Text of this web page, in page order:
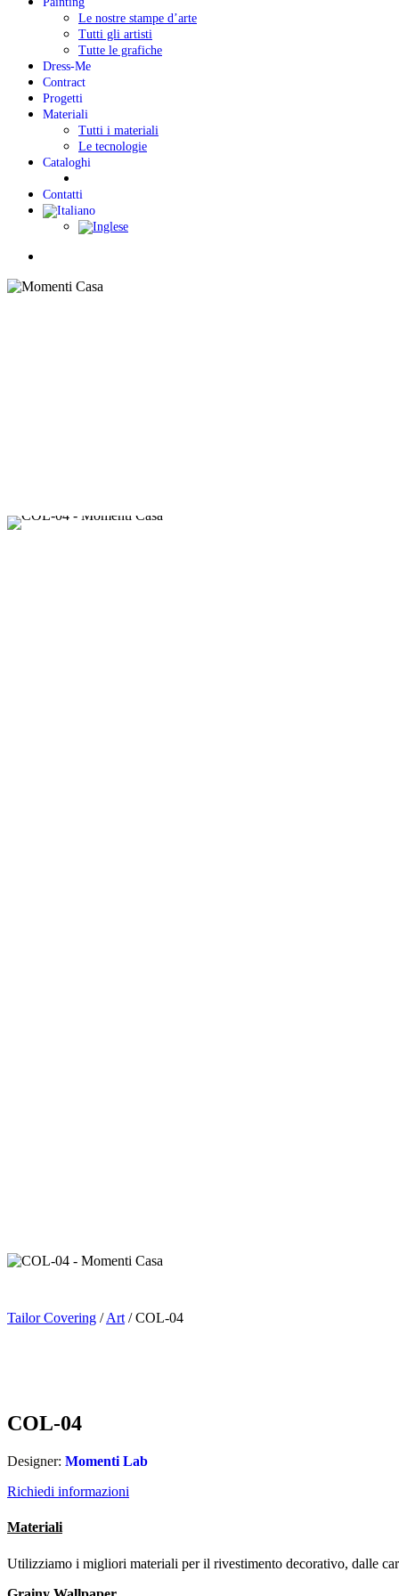
Le nostre stampe d’arte
Tutti gli artisti
Tutte le grafiche
Dress-Me
Contract
Progetti
Materiali
Tutti i materiali
Le tecnologie
Cataloghi
Contatti
Tailor Covering /Art / COL-04
COL-04
Designer: Momenti Lab
Richiedi informazioni
Materiali
Utilizziamo i migliori materiali per il rivestimento decorativo, dalle